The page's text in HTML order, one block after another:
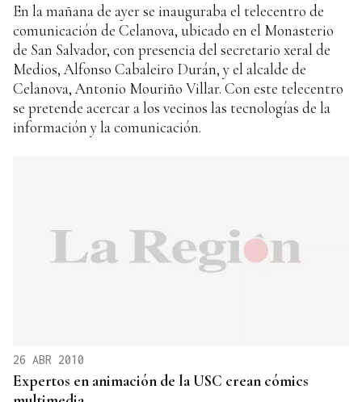
En la mañana de ayer se inauguraba el telecentro de
comunicación de Celanova, ubicado en el Monasterio
de San Salvador, con presencia del secretario xeral de
Medios, Alfonso Cabaleiro Durán, y el alcalde de
Celanova, Antonio Mouriño Villar. Con este telecentro
se pretende acercar a los vecinos las tecnologías de la
información y la comunicación.
26 ABR 2010
Expertos en animación de la USC crean cómics